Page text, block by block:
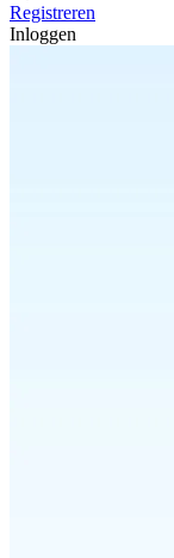
Registreren
Inloggen